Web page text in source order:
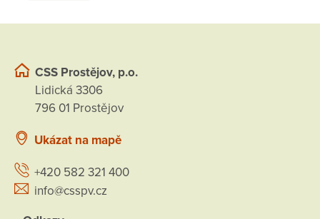
CSS Prostějov, p.o.
Lidická 3306
796 01 Prostějov
Ukázat na mapě
+420 582 321 400
info@csspv.cz